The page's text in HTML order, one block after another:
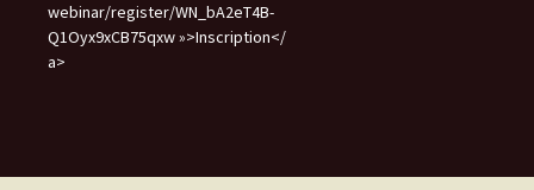
webinar/register/WN_bA2eT4B-
Q1Oyx9xCB75qxw »>Inscription</
a>